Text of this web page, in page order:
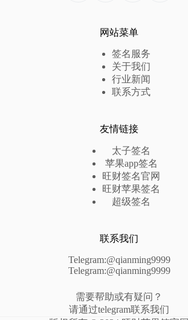
网站菜单
签名服务
关于我们
行业新闻
联系方式
友情链接
太子签名
苹果app签名
旺财签名官网
旺财苹果签名
超级签名
联系我们
Telegram:@qianming9999
Telegram:@qianming9999
需要帮助或有疑问？
请通过telegram联系我们